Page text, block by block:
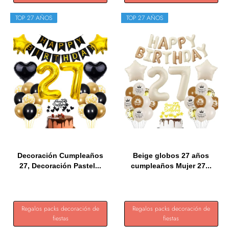
TOP 27 AÑOS
Decoración Cumpleaños
27, Decoración Pastel...
Regalos packs decoración de
fiestas
TOP 27 AÑOS
Beige globos 27 años
cumpleaños Mujer 27...
Regalos packs decoración de
fiestas